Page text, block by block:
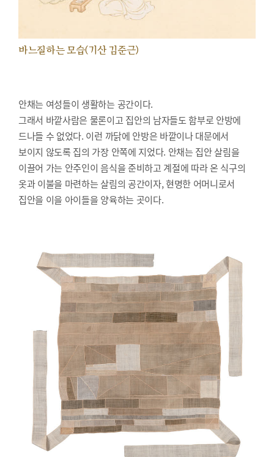
바느질하는 모습(기산 김준근)
안채는 여성들이 생활하는 공간이다.
그래서 바깥사람은 물론이고 집안의 남자들도 함부로 안방에
드나들 수 없었다. 이런 까닭에 안방은 바깥이나 대문에서
보이지 않도록 집의 가장 안쪽에 지었다. 안채는 집안 살림을
이끌어 가는 안주인이 음식을 준비하고 계절에 따라 온 식구의
옷과 이불을 마련하는 살림의 공간이자, 현명한 어머니로서
집안을 이을 아이들을 양육하는 곳이다.